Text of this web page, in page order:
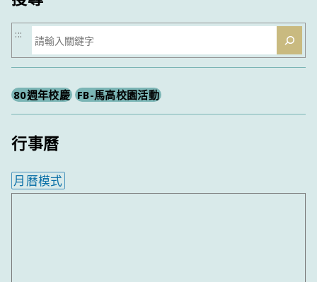
搜
尋
:::
80週年校慶 FB-馬高校園活動
行事曆
月曆模式